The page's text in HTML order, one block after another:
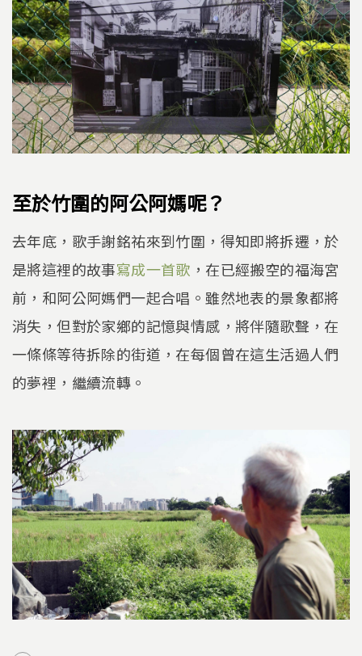
至於竹圍的阿公阿媽呢？
去年底，歌手謝銘祐來到竹圍，得知即將拆遷，於
是將這裡的故事寫成一首歌 ，在已經搬空的福海宮
前，和阿公阿媽們一起合唱。雖然地表的景象都將
消失，但對於家鄉的記憶與情感，將伴隨歌聲，在
一條條等待拆除的街道，在每個曾在這生活過人們
的夢裡，繼續流轉。